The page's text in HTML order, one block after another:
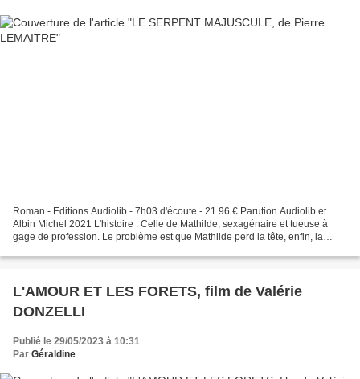
Roman - Editions Audiolib - 7h03 d'écoute - 21.96 € Parution Audiolib et
Albin Michel 2021 L'histoire : Celle de Mathilde, sexagénaire et tueuse à
gage de profession. Le problème est que Mathilde perd la tête, enfin, la
L'AMOUR ET LES FORETS, film de Valérie
DONZELLI
Publié le 29/05/2023 à 10:31
Par Géraldine